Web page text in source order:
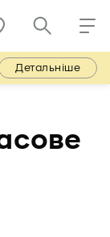
Детальніше